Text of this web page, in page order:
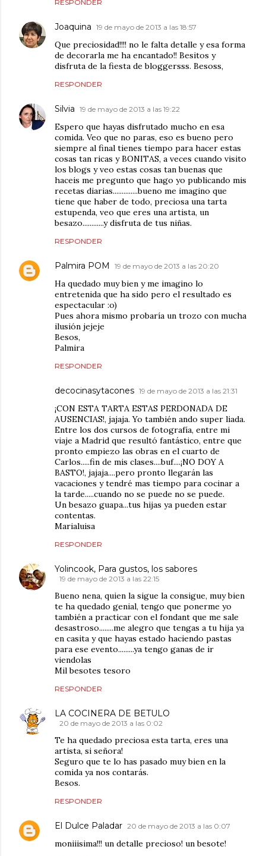
RESPONDER
Joaquina 19 de mayo de 2013 a las 18:57
Que preciosidad!!!! no le falta detalle y esa forma
de decorarla me ha encantado!! Besitos y
disfruta de la fiesta de bloggersss. Besoss,
RESPONDER
Silvia 19 de mayo de 2013 a las 19:22
Espero que hayas disfrutado mucho en esa
comida. Veo que no paras, eso es bueno pero
siempre al final tienes tiempo para hacer estas
cosas tan ricas y BONITAS, a veces cuando visito
los blogs y veo estas cosas tan buenas que
haceis me pregunto que hago yo publicando mis
recetas diarias..............bueno me imagino que
tiene que haber de todo, preciosa una tarta
estupenda, veo que eres una artista, un
besazo............y disfruta de tus niñas.
RESPONDER
Palmira POM 19 de mayo de 2013 a las 20:20
Ha quedado muy bien y me imagino lo
entretenida que ha sido pero el resultado es
espectacular :o)
Pues ahora mismo probaría un trozo con mucha
ilusión jejeje
Besos,
Palmira
RESPONDER
decocinasytacones 19 de mayo de 2013 a las 21:31
¡CON ESTA TARTA ESTAS PERDONADA DE
AUSENCIAS!, jajaja. Yo también ando super liada.
Entre los dos cursos de fotografía, entre mi
viaje a Madrid que resultó fantástico, entre que
pronto empiezo las obras en el cuarto de
Carlos.....fin de mis clases....buf....¡NO DOY A
BASTO!, jajaja....pero pronto llegarán las
vacaciones y tendré mas tiempo para cocinar a
la tarde.....cuando no se puede no se puede.
Un besazo guapa...tus hijas ya pueden estar
contentas.
Marialuisa
RESPONDER
Yolincook, Para gustos, los sabores
19 de mayo de 2013 a las 22:15
Bueno nena, quien la sigue la consigue, muy bien
te ha quedado genial, tengo que ponerme yo
también a practicar con el fondant que me sale
desastroso........me alegro que tengas a tu hija ya
en casita y que hayas estado haciendo pastas
para ese evento.........ya tengo ganas de ir
viendolas
Mil besotes tesoro
RESPONDER
LA COCINERA DE BETULO
20 de mayo de 2013 a las 0:02
Te ha quedado preciosa esta tarta, eres una
artista, si señora!
Seguro que te lo has pasado muy bien en la
comida ya nos contarás.
Besos.
RESPONDER
El Dulce Paladar 20 de mayo de 2013 a las 0:07
moniiisima!!! un detalle precioso! un besote!